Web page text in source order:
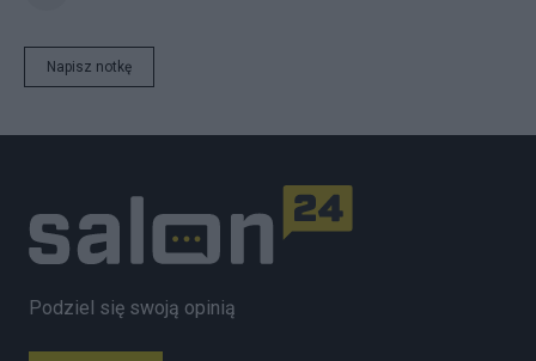
Napisz notkę
Podziel się swoją opinią